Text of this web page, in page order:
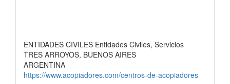
ENTIDADES CIVILES Entidades Civiles, Servicios
TRES ARROYOS, BUENOS AIRES
ARGENTINA
https://www.acopiadores.com/centros-de-acopiadores